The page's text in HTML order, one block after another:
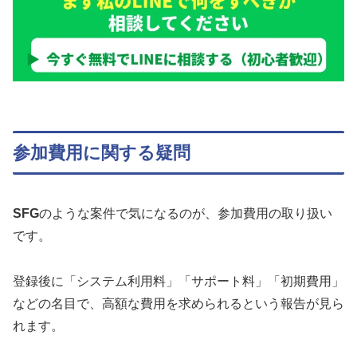
参加費用に関する疑問
SFGのような案件で気になるのが、参加費用の取り扱い
です。
登録後に「システム利用料」「サポート料」「初期費用」
などの名目で、高額な費用を求められるという報告が見ら
れます。